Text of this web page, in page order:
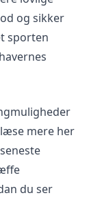
og sikker
sporten
mere her
du ser